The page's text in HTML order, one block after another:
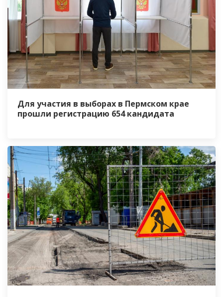
Для участия в выборах в Пермском крае
прошли регистрацию 654 кандидата